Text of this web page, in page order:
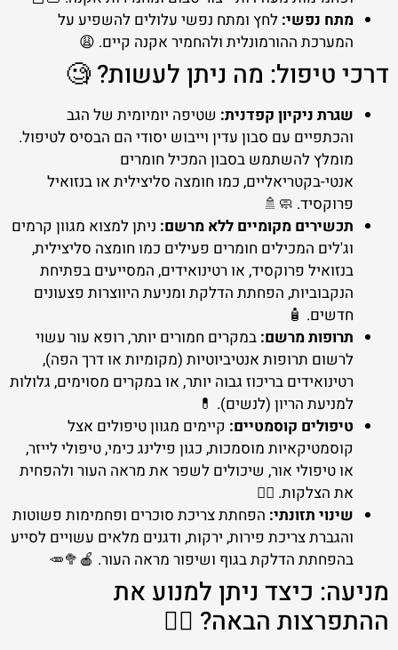
מתח נפשי: לחץ ומתח נפשי עלולים להשפיע על
המערכת ההורמונלית ולהחמיר אקנה קיים. 😩
דרכי טיפול: מה ניתן לעשות? 🧐
שגרת ניקיון קפדנית: שטיפה יומיומית של הגב
והכתפיים עם סבון עדין וייבוש יסודי הם הבסיס לטיפול.
מומלץ להשתמש בסבון המכיל חומרים
אנטי-בקטריאליים, כמו חומצה סליצילית או בנזואיל
פרוקסיד. 🧼🚿
תכשירים מקומיים ללא מרשם: ניתן למצוא מגוון קרמים
וג'לים המכילים חומרים פעילים כמו חומצה סליצילית,
בנזואיל פרוקסיד, או רטינואידים, המסייעים בפתיחת
הנקבוביות, הפחתת הדלקת ומניעת היווצרות פצעונים
חדשים. 🧴
תרופות מרשם: במקרים חמורים יותר, רופא עור עשוי
לרשום תרופות אנטיביוטיות (מקומיות או דרך הפה),
רטינואידים בריכוז גבוה יותר, או במקרים מסוימים, גלולות
למניעת הריון (לנשים). 💊
טיפולים קוסמטיים: קיימים מגוון טיפולים אצל
קוסמטיקאיות מוסמכות, כגון פילינג כימי, טיפולי לייזר,
או טיפולי אור, שיכולים לשפר את מראה העור ולהפחית
את הצלקות. 💆‍♀️
שינוי תזונתי: הפחתת צריכת סוכרים ופחמימות פשוטות
והגברת צריכת פירות, ירקות, ודגנים מלאים עשויים לסייע
בהפחתת הדלקת בגוף ושיפור מראה העור. 🍎🥦🥕
מניעה: כיצד ניתן למנוע את
ההתפרצות הבאה? 🧘‍♀️